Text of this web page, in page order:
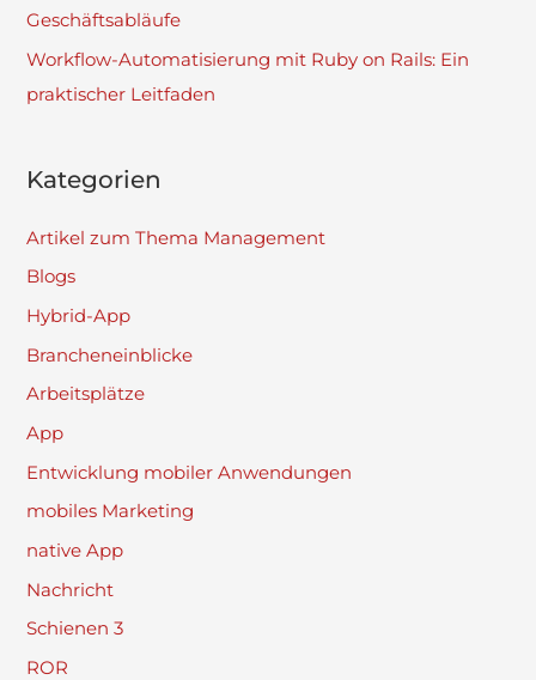
Geschäftsabläufe
Workflow-Automatisierung mit Ruby on Rails: Ein
praktischer Leitfaden
Kategorien
Artikel zum Thema Management
Blogs
Hybrid-App
Brancheneinblicke
Arbeitsplätze
App
Entwicklung mobiler Anwendungen
mobiles Marketing
native App
Nachricht
Schienen 3
ROR